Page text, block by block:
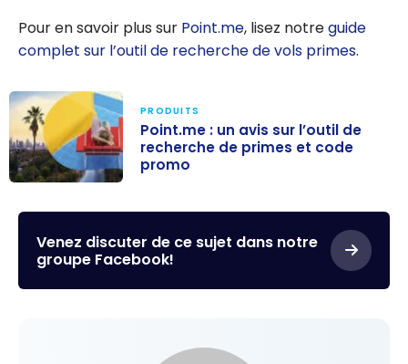
Pour en savoir plus sur Point.me, lisez notreguide
complet sur l’outil de recherche de vols primes.
avis sur l’outil
de recherche
de primes et
code promo
PRODUITS
Point.me : un avis sur l’outil de
recherche de primes et code
promo
Venez discuter de ce sujet dans notre
groupe Facebook!